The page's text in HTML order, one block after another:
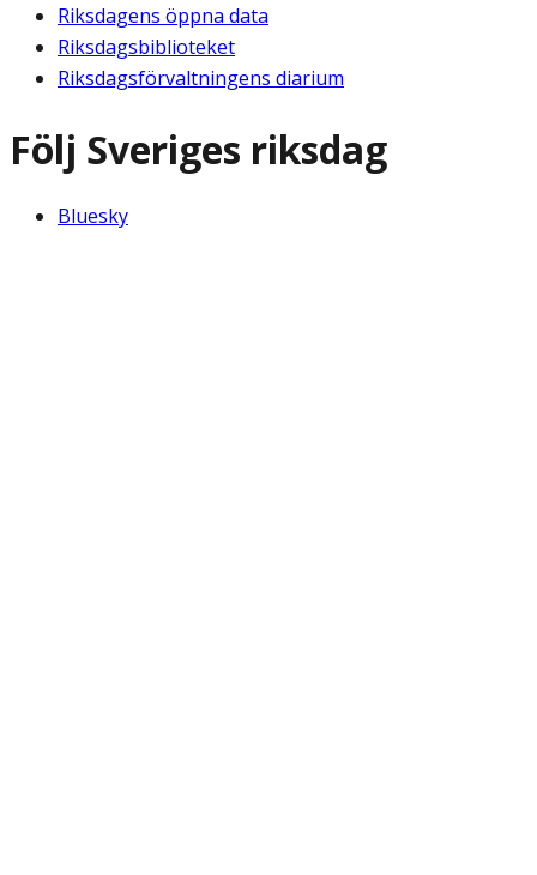
Riksdagens öppna data
Riksdagsbiblioteket
Riksdagsförvaltningens diarium
Följ Sveriges riksdag
Bluesky